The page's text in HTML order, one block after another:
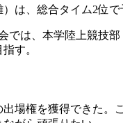
は、総合タイム2位
では、本学陸上競技
す。
場権を獲得できた。